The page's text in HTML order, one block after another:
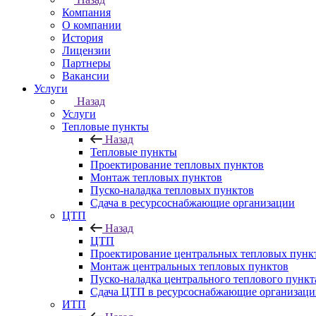
Компания
О компании
История
Лицензии
Партнеры
Вакансии
Услуги
Назад
Услуги
Тепловые пункты
Назад
Тепловые пункты
Проектирование тепловых пунктов
Монтаж тепловых пунктов
Пуско-наладка тепловых пунктов
Сдача в ресурсоснабжающие организации
ЦТП
Назад
ЦТП
Проектирование центральных тепловых
Монтаж центральных тепловых пунктов
Пуско-наладка центрального теплового
Сдача ЦТП в ресурсоснабжающие
ИТП